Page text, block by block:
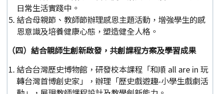
日常生活實踐中。
結合母親節、教師節辦理感恩主題活動，增強學生的感
恩意識及培養健康心態，塑造健全人格。
（四）結合親師生創新啟發，共創課程方案及學習成果
結合台灣歷史博物館，研發校本課程「和順 all are in 玩
轉台灣首博創史家」，辦理「歷史戲遊趣-小學生戲劇活